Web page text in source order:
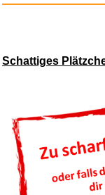
Schattiges